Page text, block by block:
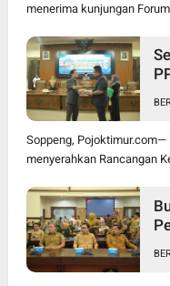
menerima kunjungan
Soppeng, Pojoktimur.com—
menyerahkan Rancangan